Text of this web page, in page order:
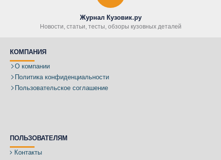
Журнал Кузовик.ру
Новости, статьи, тесты, обзоры кузовных деталей
КОМПАНИЯ
О компании
Политика конфиденциальности
Пользовательское соглашение
ПОЛЬЗОВАТЕЛЯМ
Контакты